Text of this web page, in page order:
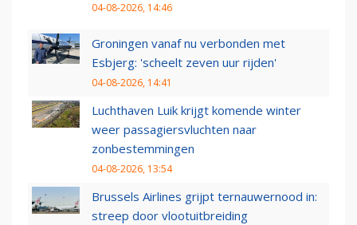
04-08-2026, 14:46
Groningen vanaf nu verbonden met
Esbjerg: 'scheelt zeven uur rijden'
04-08-2026, 14:41
Luchthaven Luik krijgt komende winter
weer passagiersvluchten naar
zonbestemmingen
04-08-2026, 13:54
Brussels Airlines grijpt ternauwernood in:
streep door vlootuitbreiding